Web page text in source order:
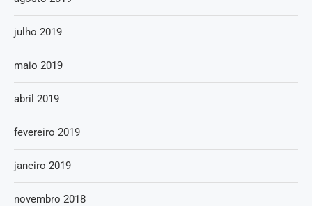
julho 2019
maio 2019
abril 2019
fevereiro 2019
janeiro 2019
novembro 2018